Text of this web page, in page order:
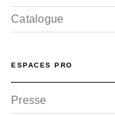
Catalogue
ESPACES PRO
Presse